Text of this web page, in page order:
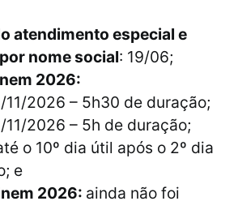
atendimento especial e
nome social: 19/06;
2026:
11/2026 – 5h30 de duração;
11/2026 – 5h de duração;
o 10º dia útil após o 2º dia
e
2026: ainda não foi